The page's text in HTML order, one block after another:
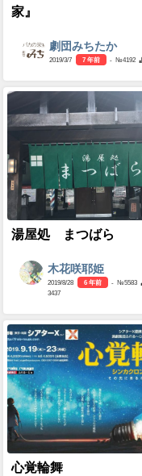
家』
劇団みちたか
2019/3/7 7 年前 - №4192
湯屋処 まつばら
木花咲耶姫
2019/8/28 6 年前
- №5583
3437
心覚輪舞